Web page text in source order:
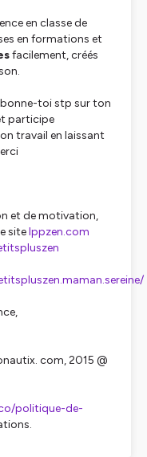
en classe de
en formations et
facilement, créés
toi stp sur ton
participe
travail en laissant
et de motivation,
sitelppzen.com
com, 2015 @
politique-de-